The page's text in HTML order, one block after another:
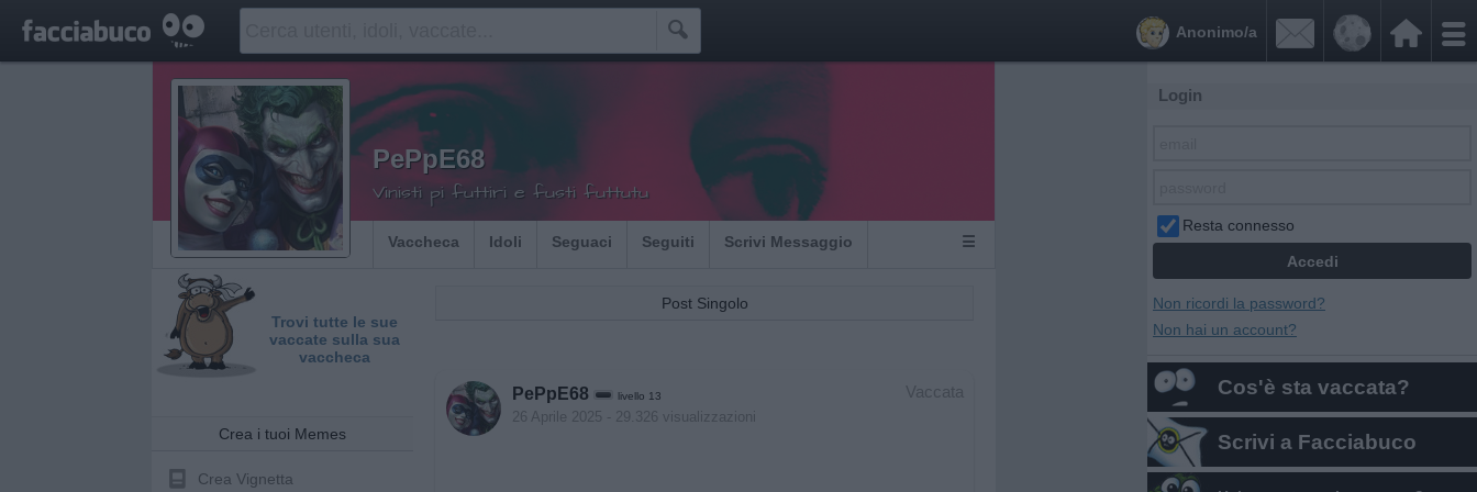
 

Anonimo/a
PePpE68
Vinisti pi futtiri e fusti futtutu
Vaccheca Idoli Seguaci Seguiti Scrivi Messaggio ☰
Trovi tutte le sue
vaccate sulla sua
vaccheca
Crea i tuoi Memes
Crea Vignetta
Post Singolo
Vaccata
PePpE68 livello 13
26 Aprile 2025 - 29.326 visualizzazioni
Login
Resta connesso
Non ricordi la password?
Non hai un account?
Cos'è sta vaccata?
Scrivi a Facciabuco